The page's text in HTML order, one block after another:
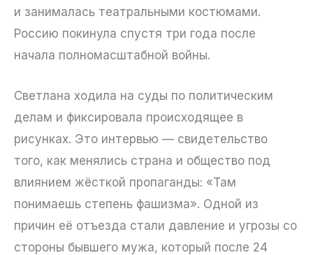
и занималась театральными костюмами.
Россию покинула спустя три года после
начала полномасштабной войны.
Светлана ходила на суды по политическим
делам и фиксировала происходящее в
рисунках. Это интервью — свидетельство
того, как менялись страна и общество под
влиянием жёсткой пропаганды: «Там
понимаешь степень фашизма». Одной из
причин её отъезда стали давление и угрозы со
стороны бывшего мужа, который после 24